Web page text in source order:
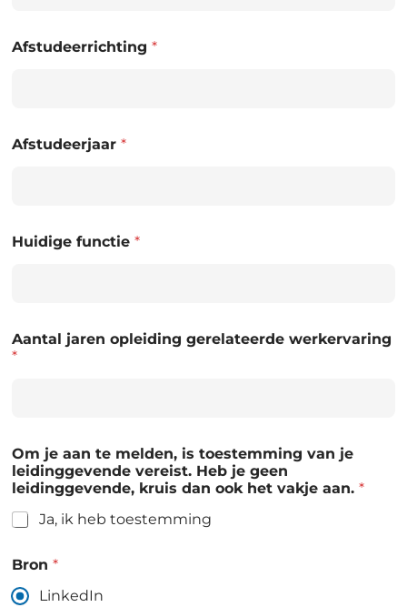
Afstudeerrichting *
Afstudeerjaar *
Huidige functie *
Aantal jaren opleiding gerelateerde werkervaring
*
Om je aan te melden, is toestemming van je
leidinggevende vereist. Heb je geen
leidinggevende, kruis dan ook het vakje aan. *
Ja, ik heb toestemming
Bron *
LinkedIn